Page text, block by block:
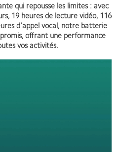
qui repousse les limites : avec
19 heures de lecture vidéo, 116
d'appel vocal, notre batterie
offrant une performance
vos activités.